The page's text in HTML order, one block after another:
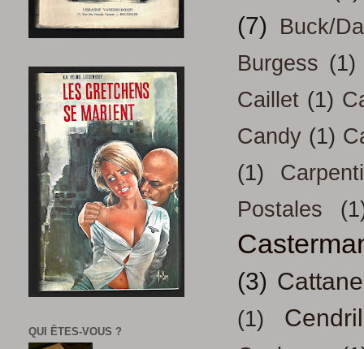
(7)
Buck/
Burgess (1)
Caillet (1)
Candy (1)
(1)
Postales
(3)
(1)
QUI ÊTES-VOUS ?